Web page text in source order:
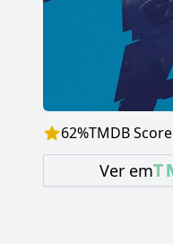
62%TMDB Score
Ver em